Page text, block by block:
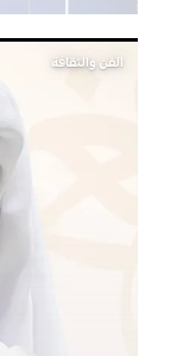
الفن والثقافة